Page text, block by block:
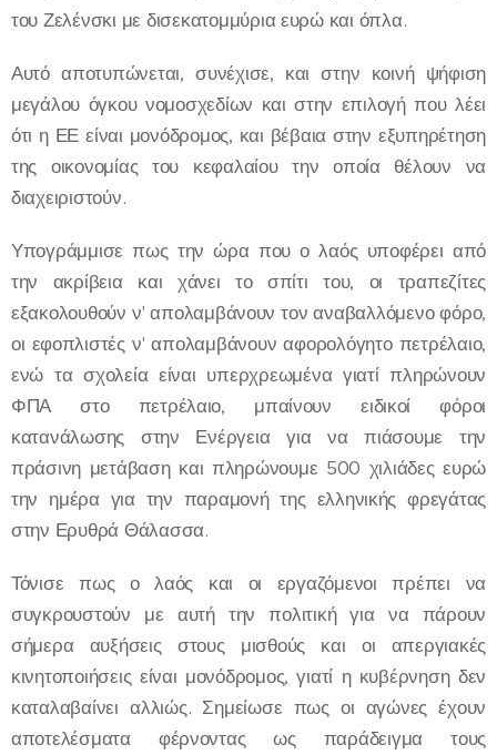
του Ζελένσκι με δισεκατομμύρια ευρώ και όπλα.
Αυτό αποτυπώνεται, συνέχισε, και στην κοινή ψήφιση
μεγάλου όγκου νομοσχεδίων και στην επιλογή που λέει
ότι η ΕΕ είναι μονόδρομος, και βέβαια στην εξυπηρέτηση
της οικονομίας του κεφαλαίου την οποία θέλουν να
διαχειριστούν.
Υπογράμμισε πως την ώρα που ο λαός υποφέρει από
την ακρίβεια και χάνει το σπίτι του, οι τραπεζίτες
εξακολουθούν ν' απολαμβάνουν τον αναβαλλόμενο φόρο,
οι εφοπλιστές ν' απολαμβάνουν αφορολόγητο πετρέλαιο,
ενώ τα σχολεία είναι υπερχρεωμένα γιατί πληρώνουν
ΦΠΑ στο πετρέλαιο, μπαίνουν ειδικοί φόροι
κατανάλωσης στην Ενέργεια για να πιάσουμε την
πράσινη μετάβαση και πληρώνουμε 500 χιλιάδες ευρώ
την ημέρα για την παραμονή της ελληνικής φρεγάτας
στην Ερυθρά Θάλασσα.
Τόνισε πως ο λαός και οι εργαζόμενοι πρέπει να
συγκρουστούν με αυτή την πολιτική για να πάρουν
σήμερα αυξήσεις στους μισθούς και οι απεργιακές
κινητοποιήσεις είναι μονόδρομος, γιατί η κυβέρνηση δεν
καταλαβαίνει αλλιώς. Σημείωσε πως οι αγώνες έχουν
αποτελέσματα φέρνοντας ως παράδειγμα τους